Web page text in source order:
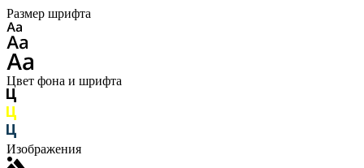
Размер шрифта
Цвет фона и шрифта
Изображения